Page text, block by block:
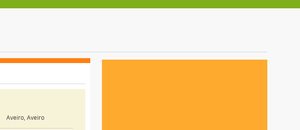
Aveiro, Aveiro